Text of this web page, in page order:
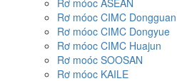
Rơ móoc ASEAN
Rơ móoc CIMC Dongguan
Rơ móoc CIMC Dongyue
Rơ móoc CIMC Huajun
Rơ moóc SOOSAN
Rơ móoc KAILE